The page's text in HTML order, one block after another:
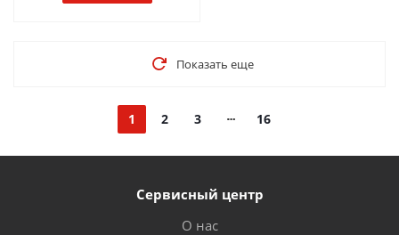
Показать еще
1 2 3 16
Сервисный центр
О нас